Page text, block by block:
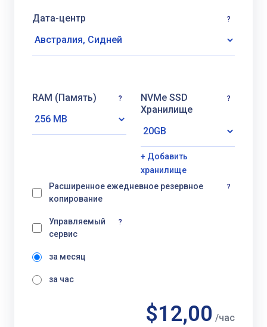
Дата-центр ?
RAM (Память) ?
NVMe SSD
Хранилище
?
+ Добавить
хранилище
Расширенное ежедневное резервное
копирование
?
Управляемый
сервис
?
за месяц
за час
$12,00 /час